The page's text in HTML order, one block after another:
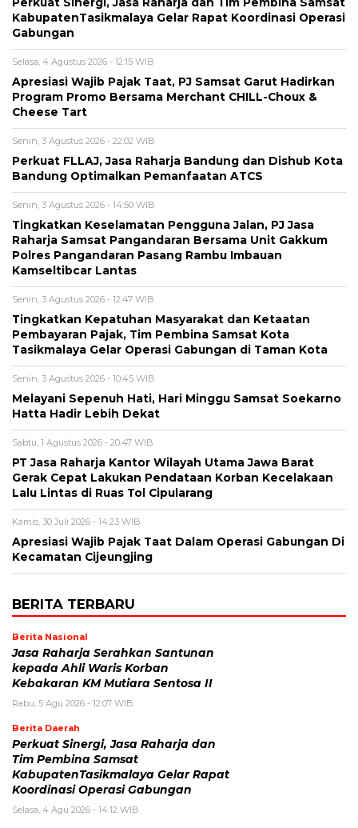
KabupatenTasikmalaya Gelar Rapat Koordinasi Operasi
Gabungan
Selasa, 4 Agustus 2026 - 12:15 WIB
Apresiasi Wajib Pajak Taat, PJ Samsat Garut Hadirkan
Program Promo Bersama Merchant CHILL-Choux &
Cheese Tart
Senin, 3 Agustus 2026 - 22:02 WIB
Perkuat FLLAJ, Jasa Raharja Bandung dan Dishub Kota
Bandung Optimalkan Pemanfaatan ATCS
Senin, 3 Agustus 2026 - 14:50 WIB
Tingkatkan Keselamatan Pengguna Jalan, PJ Jasa
Raharja Samsat Pangandaran Bersama Unit Gakkum
Polres Pangandaran Pasang Rambu Imbauan
Kamseltibcar Lantas
Senin, 3 Agustus 2026 - 12:47 WIB
Tingkatkan Kepatuhan Masyarakat dan Ketaatan
Pembayaran Pajak, Tim Pembina Samsat Kota
Tasikmalaya Gelar Operasi Gabungan di Taman Kota
Senin, 3 Agustus 2026 - 10:45 WIB
Melayani Sepenuh Hati, Hari Minggu Samsat Soekarno
Hatta Hadir Lebih Dekat
Sabtu, 1 Agustus 2026 - 20:47 WIB
PT Jasa Raharja Kantor Wilayah Utama Jawa Barat
Gerak Cepat Lakukan Pendataan Korban Kecelakaan
Lalu Lintas di Ruas Tol Cipularang
Kamis, 30 Juli 2026 - 14:23 WIB
Apresiasi Wajib Pajak Taat Dalam Operasi Gabungan Di
Kecamatan Cijeungjing
BERITA TERBARU
Berita Nasional
Jasa Raharja Serahkan Santunan
kepada Ahli Waris Korban
Kebakaran KM Mutiara Sentosa II
Rabu, 5 Agu 2026 - 12:07 WIB
Berita Daerah
Perkuat Sinergi, Jasa Raharja dan
Tim Pembina Samsat
KabupatenTasikmalaya Gelar Rapat
Koordinasi Operasi Gabungan
Selasa, 4 Agu 2026 - 14:12 WIB